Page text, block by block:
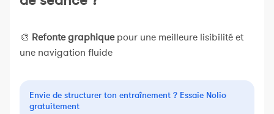
🎨 Refonte graphiquepour une meilleure lisibilité et
une navigation fluide
Envie de structurer ton entraînement ? Essaie Nolio
gratuitement